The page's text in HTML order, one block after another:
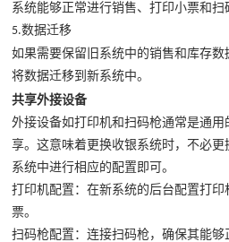
系统能够正常进行销售、打印小票和扫
5.数据迁移
如果需要保留旧系统中的销售和库存
将数据迁移到新系统中。
共享外接设备
外接设备如打印机和扫码枪通常是通
享。这意味着更换收银系统时，不必
系统中进行相应的配置即可。
打印机配置：在新系统的后台配置打
票。
扫码枪配置：连接扫码枪，确保其能